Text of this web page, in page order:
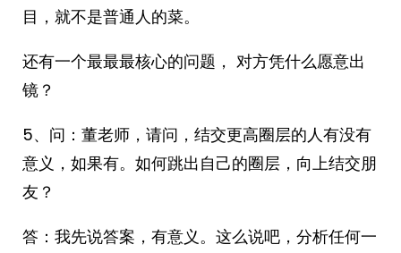
目，就不是普通人的菜。
还有一个最最最核心的问题， 对方凭什么愿意出
镜？
5、问：董老师，请问，结交更高圈层的人有没有
意义，如果有。如何跳出自己的圈层，向上结交朋
友？
答：我先说答案，有意义。这么说吧，分析任何一